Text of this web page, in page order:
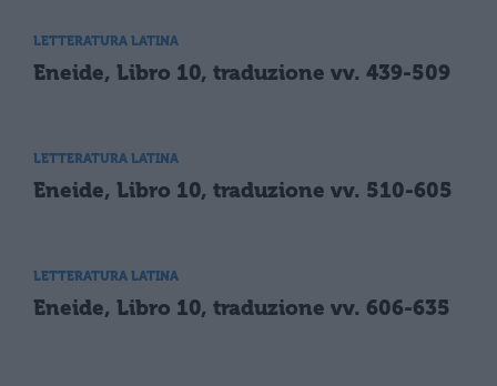
LETTERATURA LATINA
Eneide, Libro 10, traduzione vv. 439-509
LETTERATURA LATINA
Eneide, Libro 10, traduzione vv. 510-605
LETTERATURA LATINA
Eneide, Libro 10, traduzione vv. 606-635